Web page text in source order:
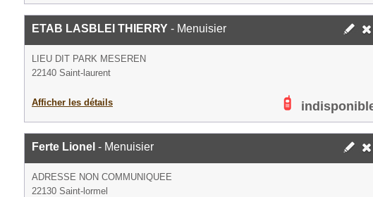
ETAB LASBLEI THIERRY - Menuisier
LIEU DIT PARK MESEREN
22140 Saint-laurent
Afficher les détails
Ferte Lionel - Menuisier
ADRESSE NON COMMUNIQUEE
22130 Saint-lormel